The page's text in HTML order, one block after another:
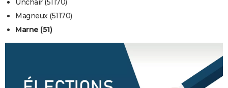
Unchair (51170)
Magneux (51170)
Marne (51)